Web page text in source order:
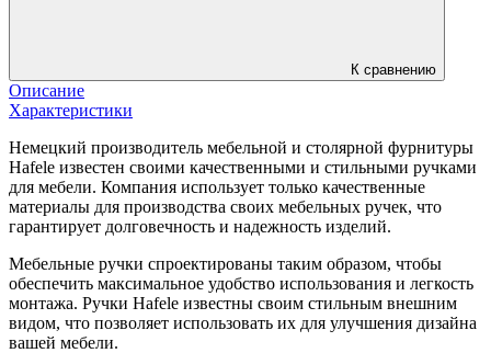
К сравнению
Описание
Характеристики
Немецкий производитель мебельной и столярной фурнитуры
Hafele известен своими качественными и стильными ручками
для мебели. Компания использует только качественные
материалы для производства своих мебельных ручек, что
гарантирует долговечность и надежность изделий.
Мебельные ручки спроектированы таким образом, чтобы
обеспечить максимальное удобство использования и легкость
монтажа. Ручки Hafele известны своим стильным внешним
видом, что позволяет использовать их для улучшения дизайна
вашей мебели.